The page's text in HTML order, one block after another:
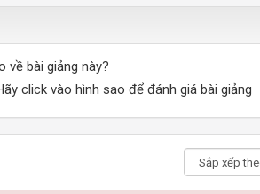
về bài giảng này?
click vào hình sao để đánh giá bài giảng